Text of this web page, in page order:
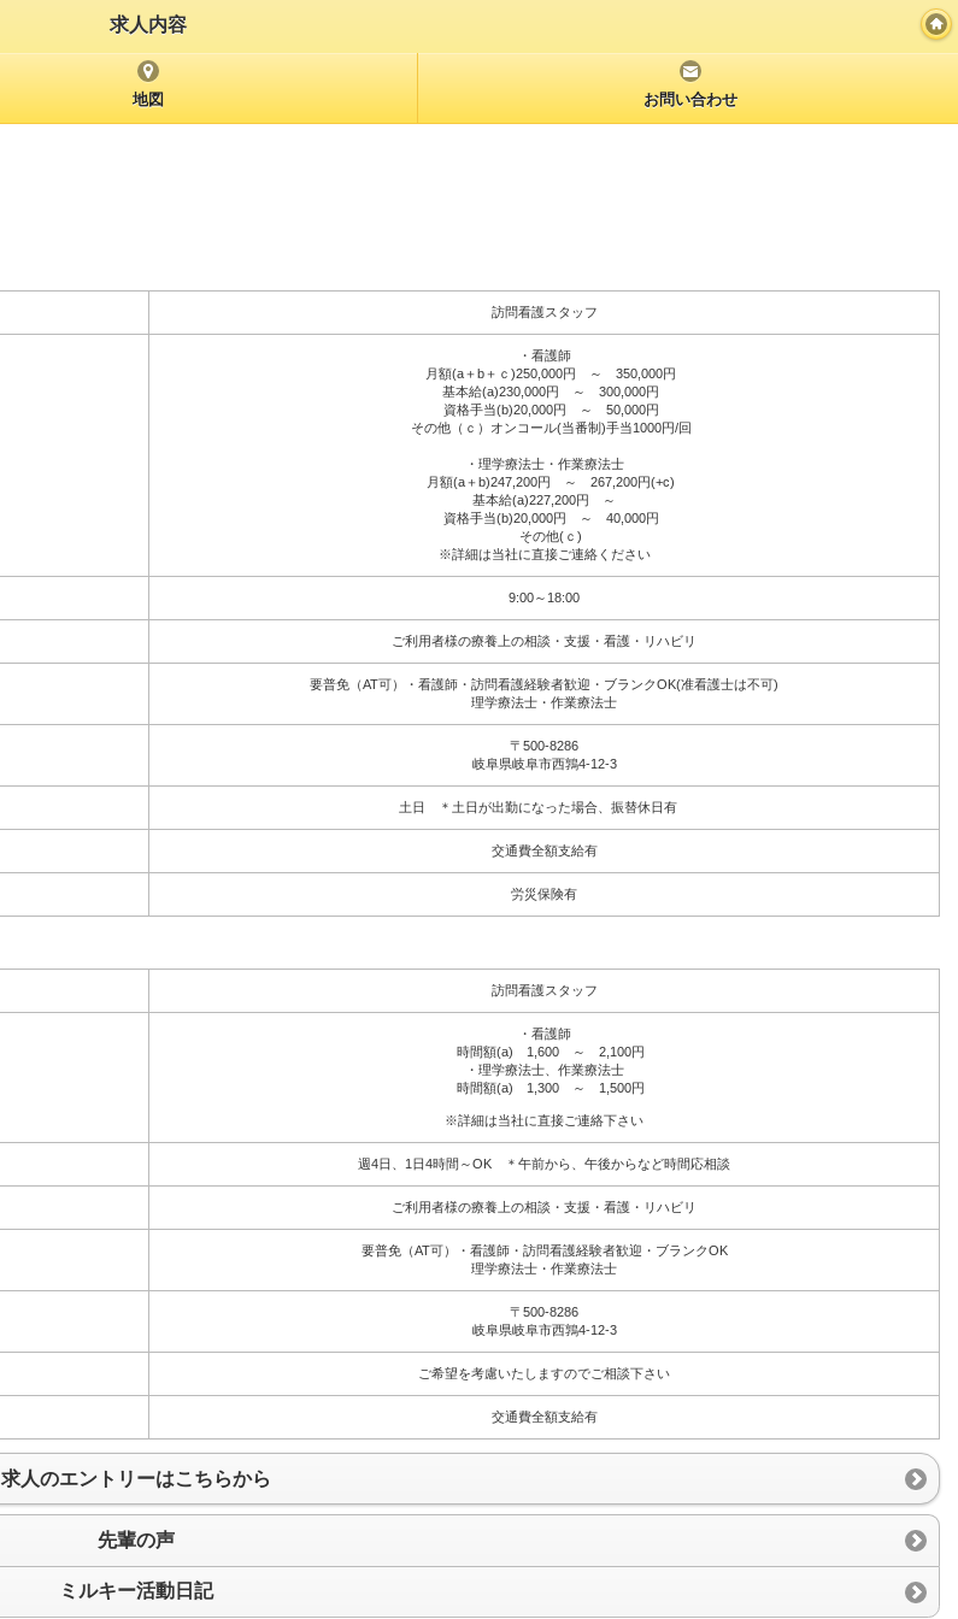
求人内容
地図 お問い合わせ
訪問看護スタッフ
・看護師
月額(a＋b＋ｃ)250,000円 ～ 350,000円
基本給(a)230,000円 ～ 300,000円
資格手当(b)20,000円 ～ 50,000円
その他（ｃ）オンコール(当番制)手当1000円/回
・理学療法士・作業療法士
月額(a＋b)247,200円 ～ 267,200円(+c)
基本給(a)227,200円 ～
資格手当(b)20,000円 ～ 40,000円
その他(ｃ)
※詳細は当社に直接ご連絡ください
9:00～18:00
ご利用者様の療養上の相談・支援・看護・リハビリ
要普免（AT可）・看護師・訪問看護経験者歓迎・ブランクOK(准看護士は不可)
理学療法士・作業療法士
〒500-8286
岐阜県岐阜市西鶉4-12-3
土日 ＊土日が出勤になった場合、振替休日有
交通費全額支給有
労災保険有
訪問看護スタッフ
・看護師
時間額(a) 1,600 ～ 2,100円
・理学療法士、作業療法士
時間額(a) 1,300 ～ 1,500円
※詳細は当社に直接ご連絡下さい
週4日、1日4時間～OK ＊午前から、午後からなど時間応相談
ご利用者様の療養上の相談・支援・看護・リハビリ
要普免（AT可）・看護師・訪問看護経験者歓迎・ブランクOK
理学療法士・作業療法士
〒500-8286
岐阜県岐阜市西鶉4-12-3
ご希望を考慮いたしますのでご相談下さい
交通費全額支給有
求人のエントリーはこちらから
先輩の声
ミルキー活動日記